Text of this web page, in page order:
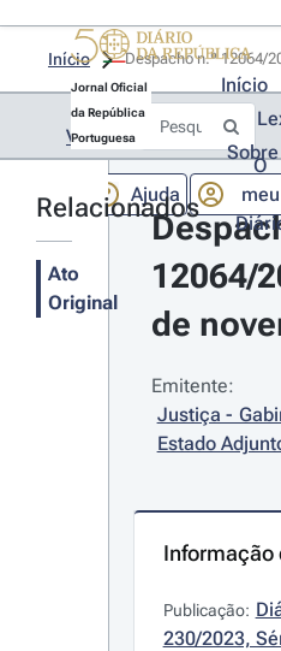
Jornal Oficial
da República
Portuguesa
Início
Sobre
Ajuda
O
meu
Início
Voltar
Relacionados
Ato
Original
12064/
de
Emitente:
Justiça -
Estado
Informação
Publicação:
230/2023,